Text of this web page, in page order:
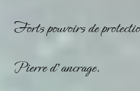
Forts pouvoirs de
Pierre d’ancrage.